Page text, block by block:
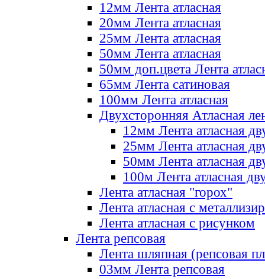
12мм Лента атласная
20мм Лента атласная
25мм Лента атласная
50мм Лента атласная
50мм доп.цвета Лента
65мм Лента сатиновая
100мм Лента атласная
Двухсторонняя Атласная
12мм Лента атласная
25мм Лента атласная
50мм Лента атласная
100м Лента атласная
Лента атласная "горох"
Лента атласная с
Лента атласная с рисунком
Лента репсовая
Лента шляпная (репсовая
03мм Лента репсовая